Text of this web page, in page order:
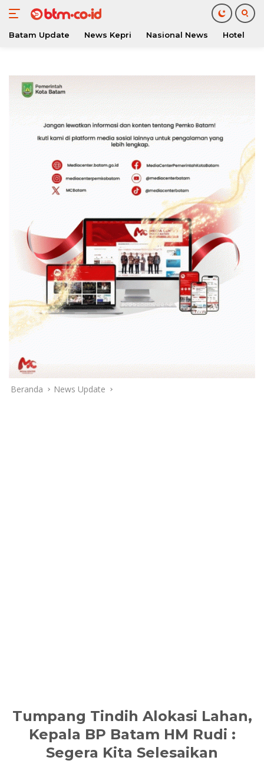
konten
Batam Update News Kepri Nasional News Hotel
Beranda News Update
Tumpang Tindih Alokasi Lahan,
Kepala BP Batam HM Rudi :
Segera Kita Selesaikan